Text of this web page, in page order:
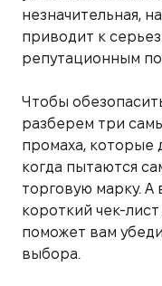
незначительная,
приводит к
репутационным
Чтобы
разберем три
промаха, которые
когда пытаются
торговую марку.
короткий чек-
поможет вам
выбора.